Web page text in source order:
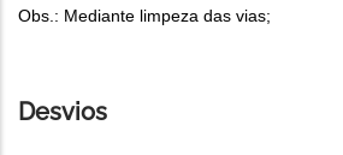
Obs.: Mediante limpeza das vias;
Desvios